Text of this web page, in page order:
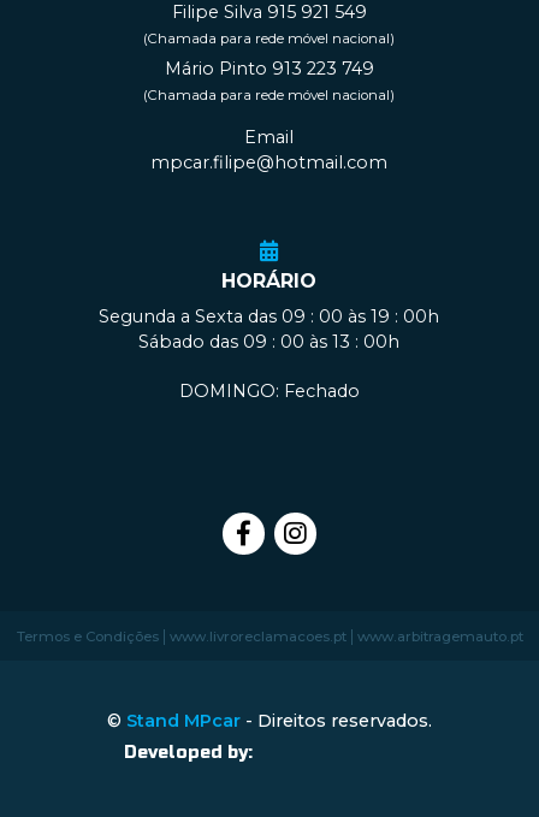
Filipe Silva 915 921 549
(Chamada para rede móvel nacional)
Mário Pinto 913 223 749
(Chamada para rede móvel nacional)
Email
mpcar.filipe@hotmail.com
HORÁRIO
Segunda a Sexta das 09 : 00 às 19 : 00h
Sábado das 09 : 00 às 13 : 00h
DOMINGO: Fechado
Termos e Condições| www.livroreclamacoes.pt| www.arbitragemauto.pt
© Stand MPcar- Direitos reservados.
Developed by: